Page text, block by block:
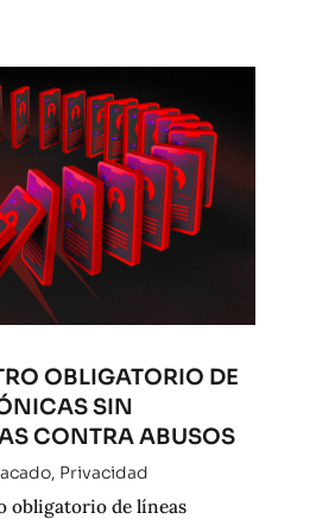
OBLIGATORIO DE
SIN
CONTRA ABUSOS
, Privacidad
obligatorio de líneas